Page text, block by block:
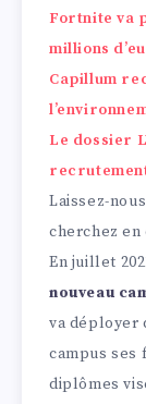
Fortnite va
millions
Capillum
Le dossier
Laissez-
cherchez en
En juillet
nouveau
va déployer
campus ses
diplômes